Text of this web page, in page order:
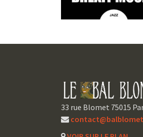
33 rue Blomet 75015